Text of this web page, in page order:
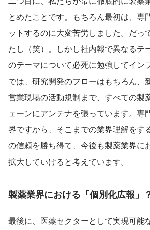
とめたことです。もちろん最初は、専
ットするのに大変苦労しました。だっ
たし（笑）。しかし社内報で異なるテ
のテーマについて必死に勉強してイン
では、研究開発のフローはもちろん、
営業現場の活動規制まで、すべての製
ェーンにアンテナを張っています。専
界ですから、そこまでの業界理解をす
の信頼を勝ち得て、今後も製薬業界に
拡大していけると考えています。
製薬業界における「個別化広報」
最後に、医薬セクターとして実現可能